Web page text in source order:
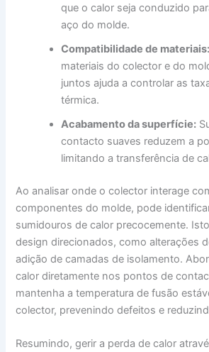
que o calor seja conduzido
aço do molde.
Compatibilidade de materiais:
materiais do colector e do
juntos ajuda a controlar as
térmica.
Acabamento da superfície:
contacto suaves reduzem a
limitando a transferência de
Ao analisar onde o colector interage
componentes do molde, pode
sumidouros de calor precocemente.
design direcionados, como alterações
adição de camadas de isolamento.
calor diretamente nos pontos de
mantenha a temperatura de fusão
colector, prevenindo defeitos e
Resumindo, gerir a perda de calor